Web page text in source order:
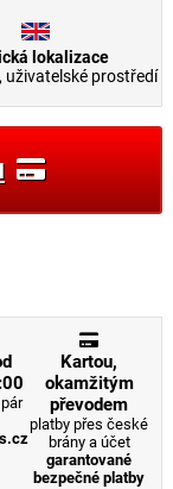
lokalizace
uživatelské prostředí
Kartou,
okamžitým
převodem
platby přes české
brány a účet
garantované
bezpečné platby